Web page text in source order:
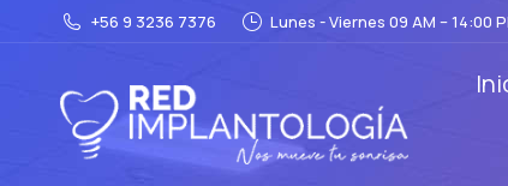
+56 9 3236 7376 Lunes - Viernes 09 AM – 14:00